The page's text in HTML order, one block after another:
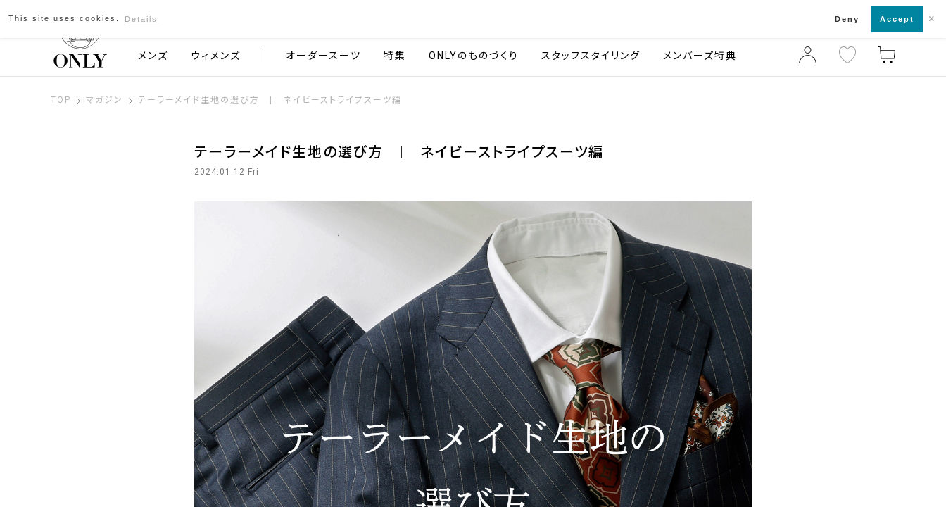
京都発のスーツブランド ONLY 店舗一覧・来店予約
メンズ ウィメンズ オーダースーツ 特集 ONLYのものづくり スタッフスタイリング メンバーズ特典
TOP マガジン テーラーメイド生地の選び方 | ネイビーストライプスーツ編
テーラーメイド生地の選び方 | ネイビーストライプスーツ編
2024.01.12 Fri
This site uses cookies. Details Deny Accept ×